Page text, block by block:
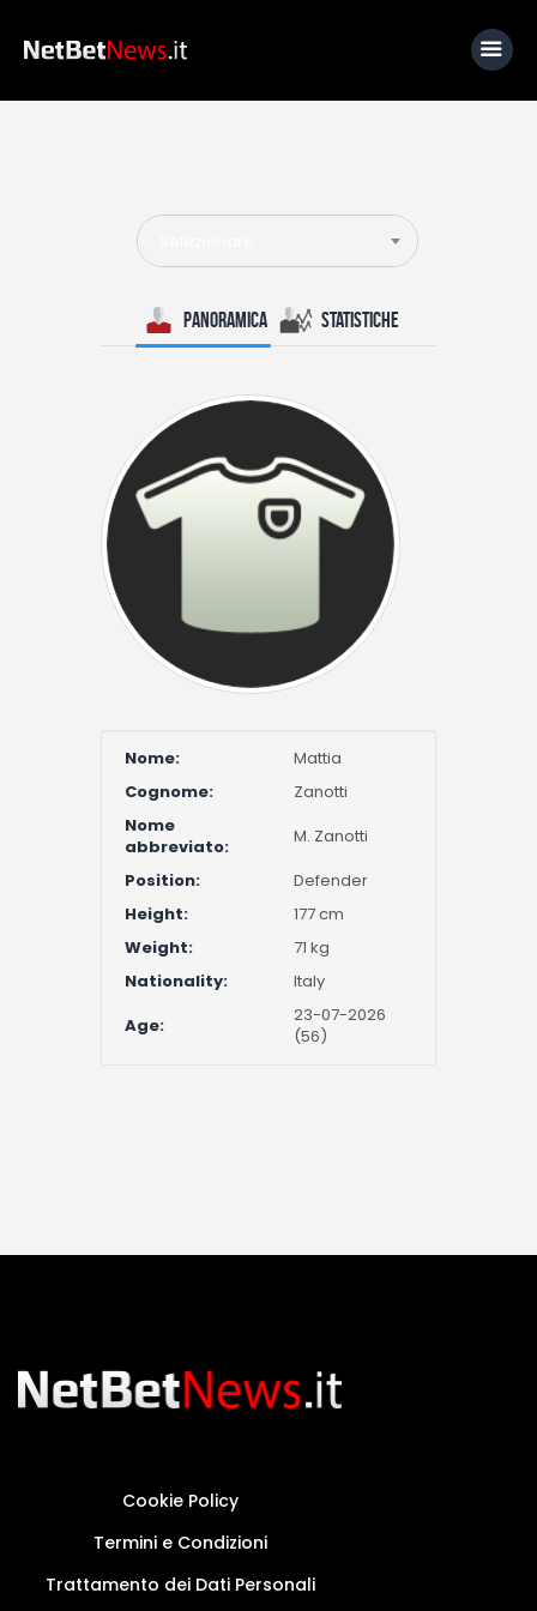
News
Calcio
Basket
Tennis
Lo Sapevi Che
Fantacalcio
I consigli di Giulia
Serie A
Panoramica Statistiche
Nome:
Mattia
Cognome:
Zanotti
Nome
abbreviato:
M. Zanotti
Position:
Defender
Height:
177 cm
Weight:
71 kg
Nationality:
Italy
Age:
23-07-2026
(56)
Cookie Policy
Termini e Condizioni
Trattamento dei Dati Personali